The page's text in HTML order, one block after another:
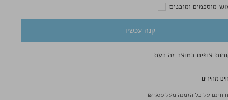
מוסכמים ומובנים
קנה עכשיו
מהירים
על כל הזמנה מעל 500 ₪